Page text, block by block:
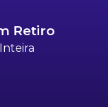
Retiro